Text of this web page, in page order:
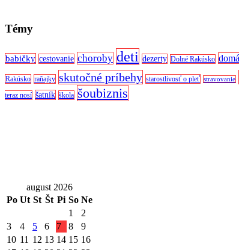
Témy
babičky cestovanie choroby deti dezerty Dolné Rakúsko
Rakúsko raňajky skutočné príbehy starostlivosť o pleť stravovanie
teraz nosí šatník škola šoubiznis
august 2026
Po Ut St Št Pi So Ne
1
2
3
4 5 6 7 8
9
10 11 12 13 14 15 16